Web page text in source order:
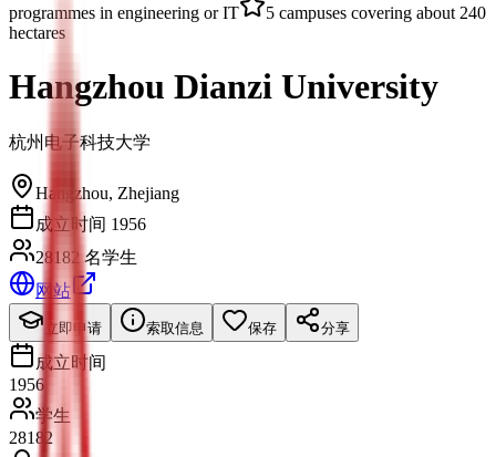
programmes in engineering or IT
5 campuses covering about 240
hectares
Hangzhou Dianzi University
杭州电子科技大学
Hangzhou, Zhejiang
成立时间 1956
28182 名学生
网站
立即申请 索取信息 保存 分享
成立时间
1956
学生
28182